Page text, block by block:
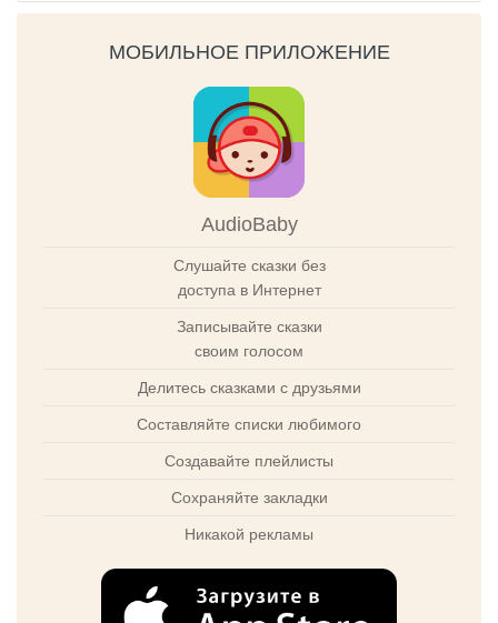
МОБИЛЬНОЕ ПРИЛОЖЕНИЕ
AudioBaby
Слушайте сказки без
доступа в Интернет
Записывайте сказки
своим голосом
Делитесь сказками с друзьями
Составляйте списки любимого
Создавайте плейлисты
Сохраняйте закладки
Никакой рекламы